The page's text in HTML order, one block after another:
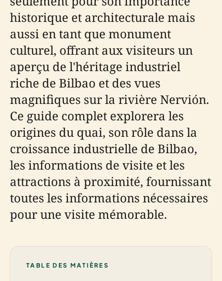
historique et architecturale mais
aussi en tant que monument
culturel, offrant aux visiteurs un
aperçu de l'héritage industriel
riche de Bilbao et des vues
magnifiques sur la rivière Nervión.
Ce guide complet explorera les
origines du quai, son rôle dans la
croissance industrielle de Bilbao,
les informations de visite et les
attractions à proximité, fournissant
toutes les informations nécessaires
pour une visite mémorable.
TABLE DES MATIÈRES